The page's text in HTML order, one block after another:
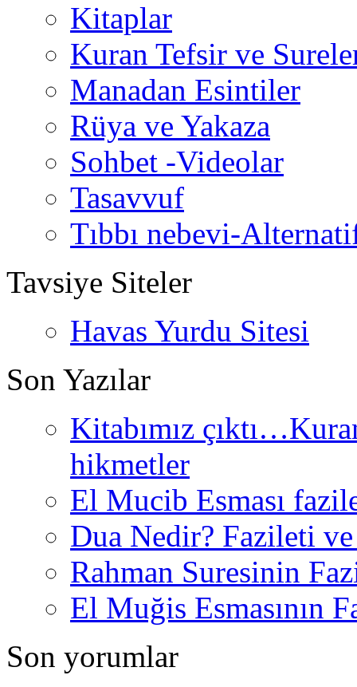
Kitaplar
Kuran Tefsir ve
Manadan Esintiler
Rüya ve Yakaza
Sohbet -Videolar
Tasavvuf
Tıbbı nebevi-
Tavsiye Siteler
Havas Yurdu Sitesi
Son Yazılar
Kitabımız
hikmetler
El Mucib Esması
Dua Nedir? Fazileti
Rahman Suresinin
El Muğis Esmasının
Son yorumlar